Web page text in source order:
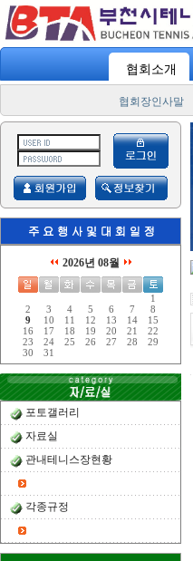
협회소개
협회장인사말
2026년 08월
1
2
3 4 5 6 7
8
9
10 11 12 13 14
15
16
17 18 19 20 21
22
23
24 25 26 27 28
29
30
31
포토갤러리
자료실
관내테니스장현황
각종규정